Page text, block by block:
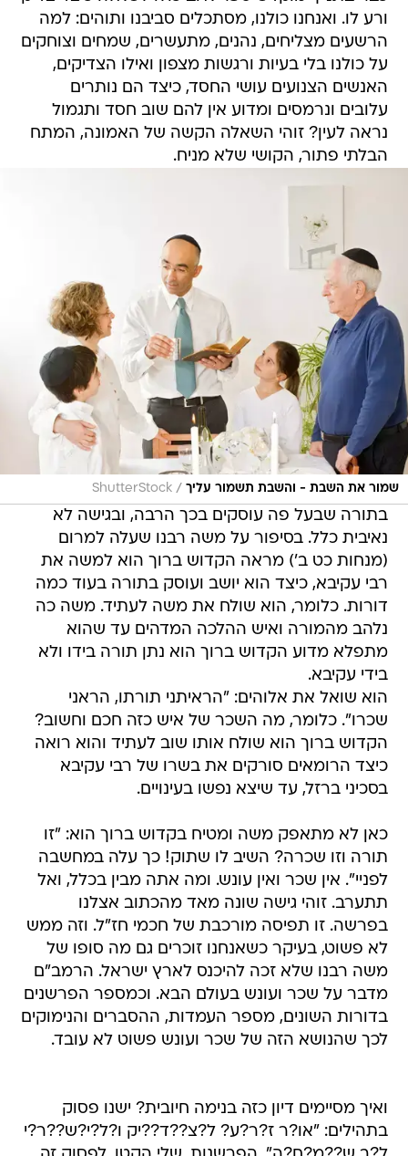
ורע לו. ואנחנו כולנו, מסתכלים סביבנו ותוהים: למה
הרשעים מצליחים, נהנים, מתעשרים, שמחים וצוחקים
על כולנו בלי בעיות ורגשות מצפון ואילו הצדיקים,
האנשים הצנועים עושי החסד, כיצד הם נותרים
עלובים ונרמסים ומדוע אין להם שוב חסד ותגמול
נראה לעין? זוהי השאלה הקשה של האמונה, המתח
הבלתי פתור, הקושי שלא מניח.
שמור את השבת - והשבת תשמור עליך /
ShutterStock
בתורה שבעל פה עוסקים בכך הרבה, ובגישה לא
נאיבית כלל. בסיפור על משה רבנו שעלה למרום
(מנחות כט ב') מראה הקדוש ברוך הוא למשה את
רבי עקיבא, כיצד הוא יושב ועוסק בתורה בעוד כמה
דורות. כלומר, הוא שולח את משה לעתיד. משה כה
נלהב מהמורה ואיש ההלכה המדהים עד שהוא
מתפלא מדוע הקדוש ברוך הוא נתן תורה בידו ולא
בידי עקיבא.
הוא שואל את אלוהים: "הראיתני תורתו, הראני
שכרו". כלומר, מה השכר של איש כזה חכם וחשוב?
הקדוש ברוך הוא שולח אותו שוב לעתיד והוא רואה
כיצד הרומאים סורקים את בשרו של רבי עקיבא
בסכיני ברזל, עד שיצא נפשו בעינויים.
כאן לא מתאפק משה ומטיח בקדוש ברוך הוא: "זו
תורה וזו שכרה? השיב לו שתוק! כך עלה במחשבה
לפניי". אין שכר ואין עונש. ומה אתה מבין בכלל, ואל
תתערב. זוהי גישה שונה מאד מהכתוב אצלנו
בפרשה. זו תפיסה מורכבת של חכמי חז"ל. וזה ממש
לא פשוט, בעיקר כשאנחנו זוכרים גם מה סופו של
משה רבנו שלא זכה להיכנס לארץ ישראל. הרמב"ם
מדבר על שכר ועונש בעולם הבא. וכמספר הפרשנים
בדורות השונים, מספר העמדות, ההסברים והנימוקים
לכך שהנושא הזה של שכר ועונש פשוט לא עובד.
ואיך מסיימים דיון כזה בנימה חיובית? ישנו פסוק
בתהילים: "או?ר ז?ר?ע? ל?צ??ד??יק ו?ל?י?ש??ר?י